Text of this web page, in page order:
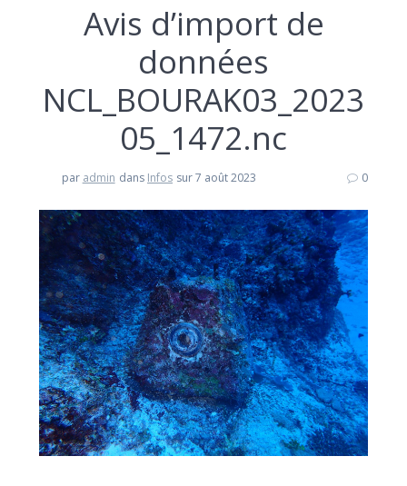
Avis d’import de
données
NCL_BOURAK03_2023
05_1472.nc
par admin dans Infos sur 7 août 2023 0